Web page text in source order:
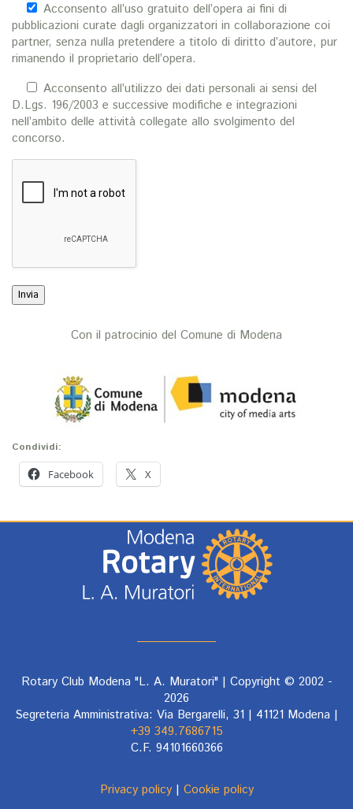
Acconsento all’uso gratuito dell’opera ai fini di
pubblicazioni curate dagli organizzatori in collaborazione coi
partner, senza nulla pretendere a titolo di diritto d’autore, pur
rimanendo il proprietario dell’opera.
Acconsento all’utilizzo dei dati personali ai sensi del
D.Lgs. 196/2003 e successive modifiche e integrazioni
nell’ambito delle attività collegate allo svolgimento del
concorso.
Con il patrocinio del Comune di Modena
Condividi:
Facebook X
Rotary Club Modena "L. A. Muratori" | Copyright © 2002 -
2026
Segreteria Amministrativa: Via Bergarelli, 31 | 41121 Modena |
+39 349.7686715
C.F. 94101660366
Privacy policy| Cookie policy